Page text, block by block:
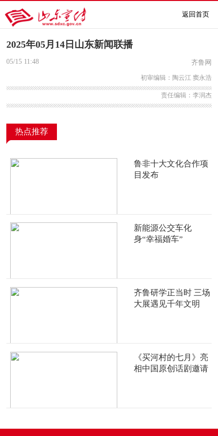
返回首页
2025年05月14日山东新闻联播
05/15 11:48 齐鲁网
初审编辑：陶云江 窦永浩
责任编辑：李润杰
热点推荐
鲁非十大文化合作项
目发布
新能源公交车化
身“幸福婚车”
齐鲁研学正当时 三场
大展遇见千年文明
《买河村的七月》亮
相中国原创话剧邀请